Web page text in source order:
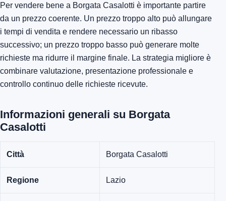
Per vendere bene a Borgata Casalotti è importante partire
da un prezzo coerente. Un prezzo troppo alto può allungare
i tempi di vendita e rendere necessario un ribasso
successivo; un prezzo troppo basso può generare molte
richieste ma ridurre il margine finale. La strategia migliore è
combinare valutazione, presentazione professionale e
controllo continuo delle richieste ricevute.
Informazioni generali su Borgata
Casalotti
Città Borgata Casalotti
Regione Lazio